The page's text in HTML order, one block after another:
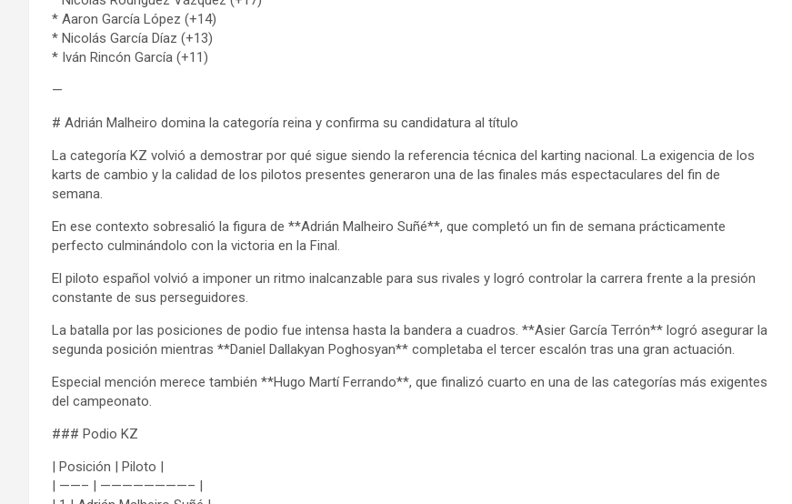
* Aaron García López (+14)
* Nicolás García Díaz (+13)
* Iván Rincón García (+11)
—
# Adrián Malheiro domina la categoría reina y confirma su candidatura al título
La categoría KZ volvió a demostrar por qué sigue siendo la referencia técnica del karting nacional. La exigencia de los
karts de cambio y la calidad de los pilotos presentes generaron una de las finales más espectaculares del fin de
semana.
En ese contexto sobresalió la figura de **Adrián Malheiro Suñé**, que completó un fin de semana prácticamente
perfecto culminándolo con la victoria en la Final.
El piloto español volvió a imponer un ritmo inalcanzable para sus rivales y logró controlar la carrera frente a la presión
constante de sus perseguidores.
La batalla por las posiciones de podio fue intensa hasta la bandera a cuadros. **Asier García Terrón** logró asegurar la
segunda posición mientras **Daniel Dallakyan Poghosyan** completaba el tercer escalón tras una gran actuación.
Especial mención merece también **Hugo Martí Ferrando**, que finalizó cuarto en una de las categorías más exigentes
del campeonato.
### Podio KZ
| Posición | Piloto |
| ——– | ————————– |